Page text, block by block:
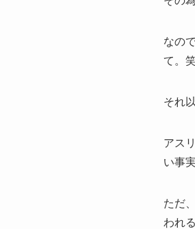
なの
て。
それ
アス
い事
ただ
われ